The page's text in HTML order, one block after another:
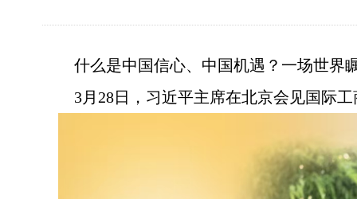
什么是中国信心、中国机遇？一场世界
3月28日，习近平主席在北京会见国际